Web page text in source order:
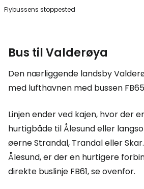
Flybussens stoppested
Bus til Valderøya
Den nærliggende landsby
med lufthavnen med bussen
Linjen ender ved kajen, hvor der
hurtigbåde til Ålesund eller
øerne Strandal, Trandal eller
Ålesund, er der en hurtigere
direkte buslinje FB61, se ovenfor.